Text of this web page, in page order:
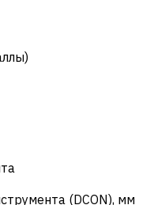
(DCON), мм